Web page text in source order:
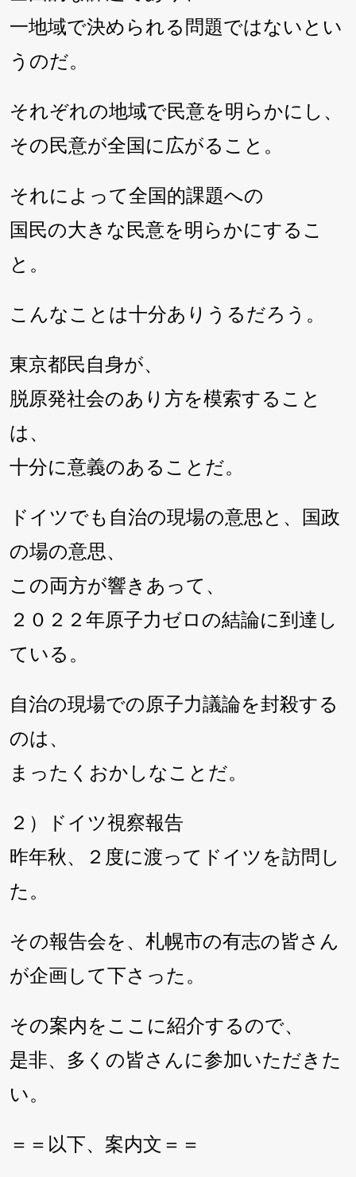
一地域で決められる問題ではないとい
うのだ。
それぞれの地域で民意を明らかにし、
その民意が全国に広がること。
それによって全国的課題への
国民の大きな民意を明らかにするこ
と。
こんなことは十分ありうるだろう。
東京都民自身が、
脱原発社会のあり方を模索すること
は、
十分に意義のあることだ。
ドイツでも自治の現場の意思と、国政
の場の意思、
この両方が響きあって、
２０２２年原子力ゼロの結論に到達し
ている。
自治の現場での原子力議論を封殺する
のは、
まったくおかしなことだ。
２）ドイツ視察報告
昨年秋、２度に渡ってドイツを訪問し
た。
その報告会を、札幌市の有志の皆さん
が企画して下さった。
その案内をここに紹介するので、
是非、多くの皆さんに参加いただきた
い。
＝＝以下、案内文＝＝